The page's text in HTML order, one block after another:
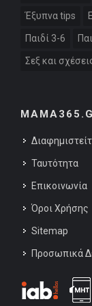
Έξυπνα tips
Παιδί 3-6
Σεξ και
Ταυτότητα
Επικοινωνία
Όροι Χρήσης
Sitemap
Προσωπικά